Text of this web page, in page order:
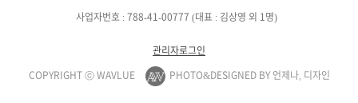
사업자번호 : 788-41-00777 (대표 : 김상영 외 1명)
관리자로그인
COPYRIGHT ⓒ WAVLUE PHOTO&DESIGNED BY 언제나, 디자인